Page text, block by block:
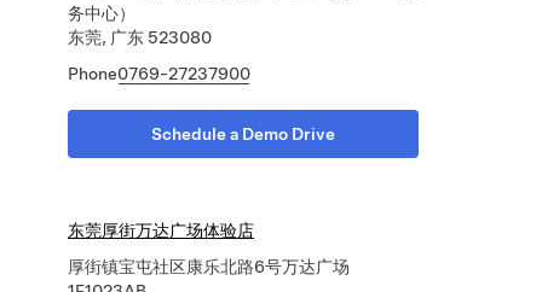
务中心）
东莞, 广东 523080
Phone0769-27237900
Schedule a Demo Drive
东莞厚街万达广场体验店
厚街镇宝屯社区康乐北路6号万达广场